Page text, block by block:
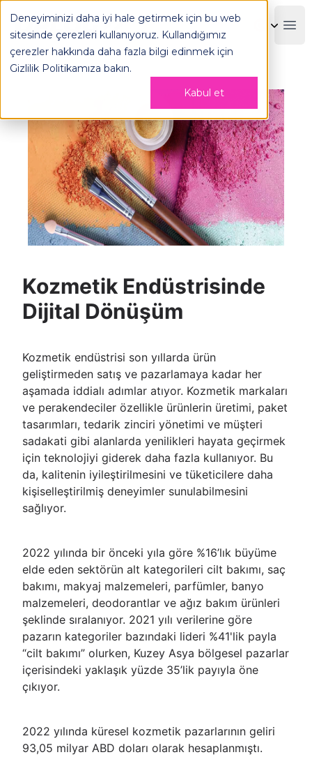
Deneyiminizi daha iyi hale getirmek için bu web
sitesinde çerezleri kullanıyoruz. Kullandığımız
çerezler hakkında daha fazla bilgi edinmek için
Gizlilik Politikamıza bakın.
Kabul et
OPLOG
Kozmetik Endüstrisinde
Dijital Dönüşüm
Kozmetik endüstrisi son yıllarda ürün
geliştirmeden satış ve pazarlamaya kadar her
aşamada iddialı adımlar atıyor. Kozmetik markaları
ve perakendeciler özellikle ürünlerin üretimi, paket
tasarımları, tedarik zinciri yönetimi ve müşteri
sadakati gibi alanlarda yenilikleri hayata geçirmek
için teknolojiyi giderek daha fazla kullanıyor. Bu
da, kalitenin iyileştirilmesini ve tüketicilere daha
kişiselleştirilmiş deneyimler sunulabilmesini
sağlıyor.
2022 yılında bir önceki yıla göre %16’lık büyüme
elde eden sektörün alt kategorileri cilt bakımı, saç
bakımı, makyaj malzemeleri, parfümler, banyo
malzemeleri, deodorantlar ve ağız bakım ürünleri
şeklinde sıralanıyor. 2021 yılı verilerine göre
pazarın kategoriler bazındaki lideri %41'lik payla
“cilt bakımı” olurken, Kuzey Asya bölgesel pazarlar
içerisindeki yaklaşık yüzde 35’lik payıyla öne
çıkıyor.
2022 yılında küresel kozmetik pazarlarının geliri
93,05 milyar ABD doları olarak hesaplanmıştı.